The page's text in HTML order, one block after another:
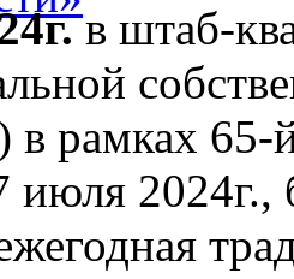
в штаб-
рамках 65-
2024г.,